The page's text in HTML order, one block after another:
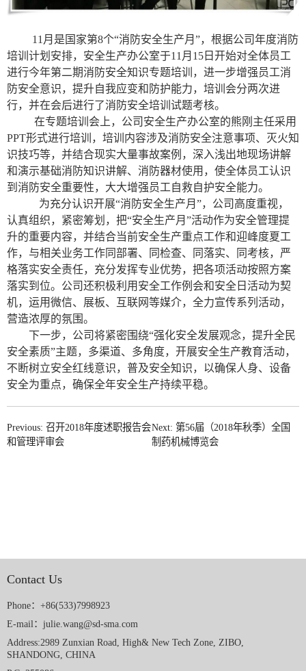
11月是国家第8个“消防安全生产月”，根据公司年度消防
培训计划安排，安全生产办公室于11 月 15 日开始对全体员工
进行今年第二期消防安全知识专题培训，进一步增强员工消
防安全意识，提升自我应变和防护能力，培训会分两次进
行，并在会后进行了消防安全培训试题考核。
在专题培训会上，公司安全生产办公室的熊刚主任采用
PPT形式进行培训，培训内容涉及消防安全注意事项、灭火知
识技巧等，并结合现实大量事故案例，深入浅出地现场讲解
和演示基础消防知识讲解、消防器材使用，使全体员工认识
到消防安全重要性，大大增强员工自救自护安全能力。
为充分认识开展“消防安全生产月”，公司高度重视，
认真组织，紧密筹划，把“安全生产月”活动作为安全管理提
升的重要内容，并结合当前安全生产重点工作和迎峰度夏工
作，与相关业务工作同部署、同检查、同落实、同考核，严
格落实安全责任，充分发挥专业优势，把各项活动按照方案
落实到位。公司还积极利用安全工作例会和安全日活动为契
机，运用微信、展板、互联网等媒介，全力宣传系列活动，
营造浓厚的氛围。
下一步，公司将紧密围绕“强化安全发展观念，提升全民
安全素质”主题，多渠道、多角度，开展安全生产教育活动，
不断树立安全红线意识，普及安全知识，以确保人身、设备
安全为重点，确保全年安全生产持续平稳。
Previous: 召开2018年度述职报告会
和管理评审会
Next: 第56届（2018年秋季）全国
制药机械博览会
Contact Us
Phone：+86(533)7998923
E-mail：julie.wang@sd-sma.com
Address:2989 Zunxian Road, High& New Tech Zone, ZIBO,
SHANDONG, CHINA